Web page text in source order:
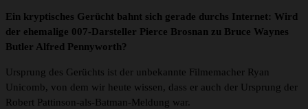
Ein kryptisches Gerücht bahnt sich gerade durchs Internet: Wird
der ehemalige 007-Darsteller Pierce Brosnan zu Bruce Waynes
Butler Alfred Pennyworth?
Ursprung des Gerüchts ist der unbekannte Filmemacher Ryan
Unicomb, von dem wir heute wissen, dass er auch der Ursprung der
Robert Pattinson-als-Batman-Meldung war.